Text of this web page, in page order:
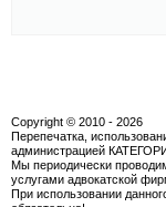
Copyright © 2010 - 2026
Перепечатка,
администрацией
Мы периодически
услугами адвокатской
При использовании